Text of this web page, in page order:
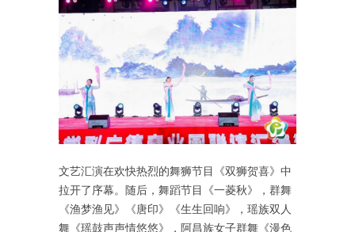
文艺汇演在欢快热烈的舞狮节目《双狮贺喜》中
拉开了序幕。随后，舞蹈节目《一菱秋》，群舞
《渔梦渔见》《唐印》《生生回响》，瑶族双人
舞《瑶鼓声声情悠悠》，阿昌族女子群舞《漫色